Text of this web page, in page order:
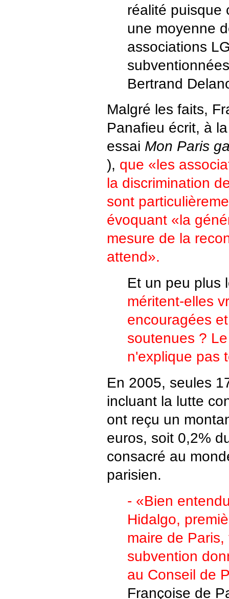
réalité puisque
une moyenne
associations
Bertrand
Malgré les faits,
Panafieu écrit, à
essai Mon Paris
), que «les
la discrimination
sont
évoquant «la
mesure de la
attend».
Et un peu plus
méritent-elles
encouragées
soutenues ?
n'explique pas
En 2005, seules
incluant la lutte
ont reçu un
euros, soit 0,2%
consacré au
parisien.
- «Bien
Hidalgo,
maire de Paris,
subvention
au Conseil de
Françoise de